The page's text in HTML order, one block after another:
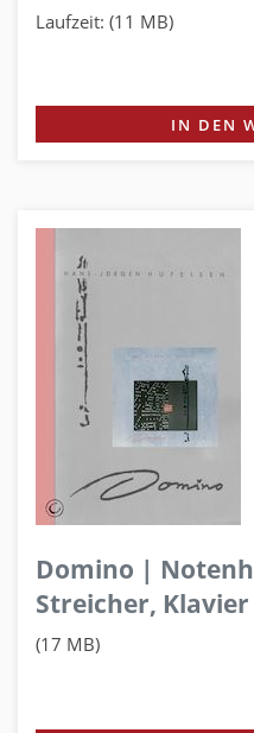
Laufzeit: (11 MB)
IN DEN
Domino |
Streicher, Klavier
(17 MB)